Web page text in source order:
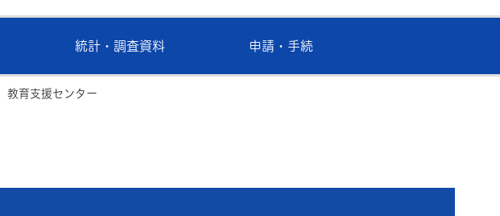
統計・調査資料 申請・手続
教育支援センター